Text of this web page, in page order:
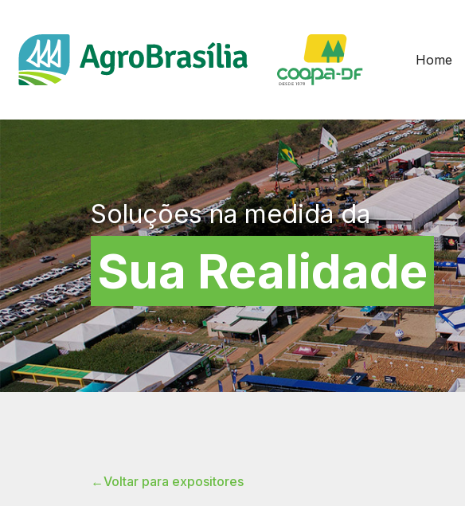
Home
Soluções na medida da
Sua Realidade
←Voltar para expositores